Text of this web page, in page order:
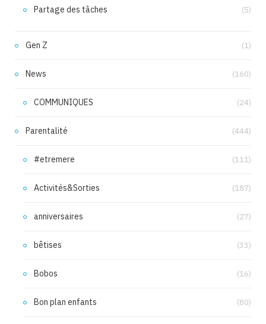
Partage des tâches (5)
Gen Z (1)
News (160)
COMMUNIQUES (24)
Parentalité (444)
#etremere (111)
Activités&Sorties (187)
anniversaires (27)
bêtises (33)
Bobos (16)
Bon plan enfants (80)